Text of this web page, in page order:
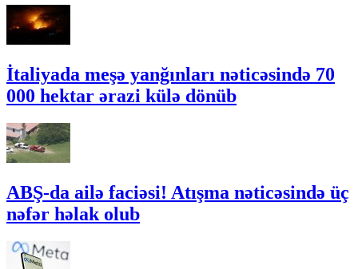
İtaliyada meşə yanğınları nəticəsində 70
000 hektar ərazi külə dönüb
ABŞ-da ailə faciəsi! Atışma nəticəsində üç
nəfər həlak olub